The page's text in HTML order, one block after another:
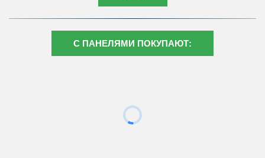
С ПАНЕЛЯМИ ПОКУПАЮТ: